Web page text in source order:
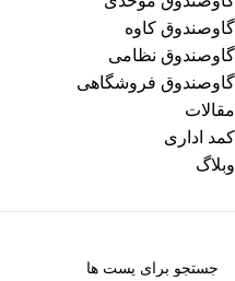
گاوصندوق کاوه
گاوصندوق نظامی
گاوصندوق فروشگاهی
مقالات
کمد اداری
وبلاگ